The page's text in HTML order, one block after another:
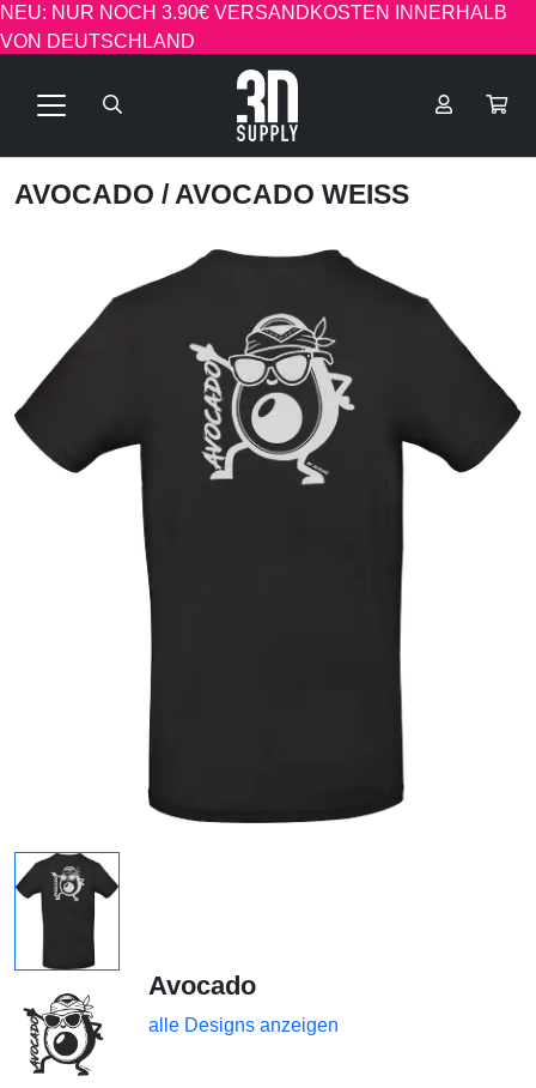
NEU: NUR NOCH 3.90€ VERSANDKOSTEN INNERHALB
VON DEUTSCHLAND
AVOCADO / AVOCADO WEISS
Avocado
alle Designs anzeigen